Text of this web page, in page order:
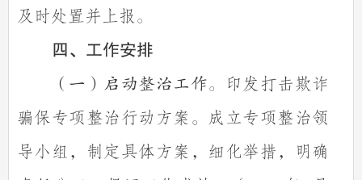
及时处置并上报。
四、工作安排
（一）启动整治工作。
印发打击欺诈
骗保专项整治行动方案。成立专项整治领
导小组，制定具体方案，细化举措，明确